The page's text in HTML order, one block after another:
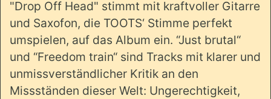
"Drop Off Head" stimmt mit kraftvoller Gitarre
und Saxofon, die TOOTS‘ Stimme perfekt
umspielen, auf das Album ein. “Just brutal“
und “Freedom train“ sind Tracks mit klarer und
unmissverständlicher Kritik an den
Missständen dieser Welt: Ungerechtigkeit,